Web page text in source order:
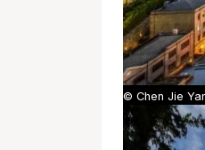
© Chen Jie